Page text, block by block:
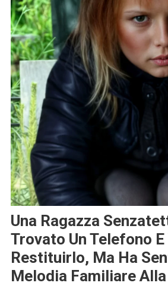
Una Ragazza
Trovato Un Telefono E
Restituirlo, Ma Ha
Melodia Familiare